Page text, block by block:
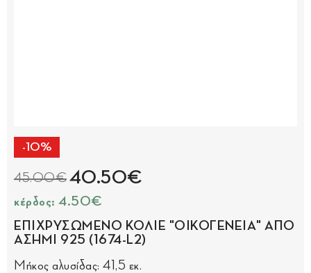
-10%
45.00€ 40.50€
κέρδος: 4.50€
ΕΠΙΧΡΥΣΩΜΕΝΟ ΚΟΛΙΕ "ΟΙΚΟΓΕΝΕΙΑ" ΑΠΟ
ΑΣΗΜΙ 925 (1674-L2)
Μήκος αλυσίδας: 41,5 εκ.